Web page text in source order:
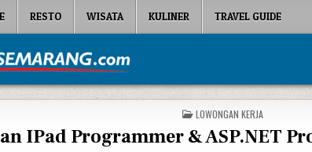
RESTO WISATA KULINER TRAVEL GUIDE
POSTED IN
LOWONGAN KERJA
IPad Programmer & ASP.NET